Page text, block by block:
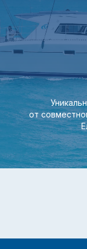
от
КОНТАКТЫ